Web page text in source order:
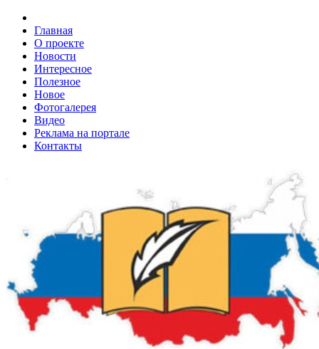
Главная
О проекте
Новости
Интересное
Полезное
Новое
Фотогалерея
Видео
Реклама на портале
Контакты